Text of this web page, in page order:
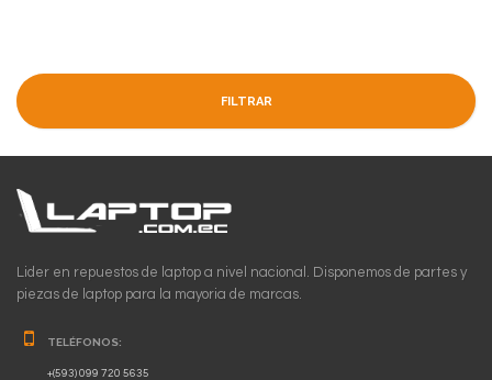
FILTRAR
Lider en repuestos de laptop a nivel nacional. Disponemos de partes y
piezas de laptop para la mayoria de marcas.
TELÉFONOS:
+(593) 099 720 5635